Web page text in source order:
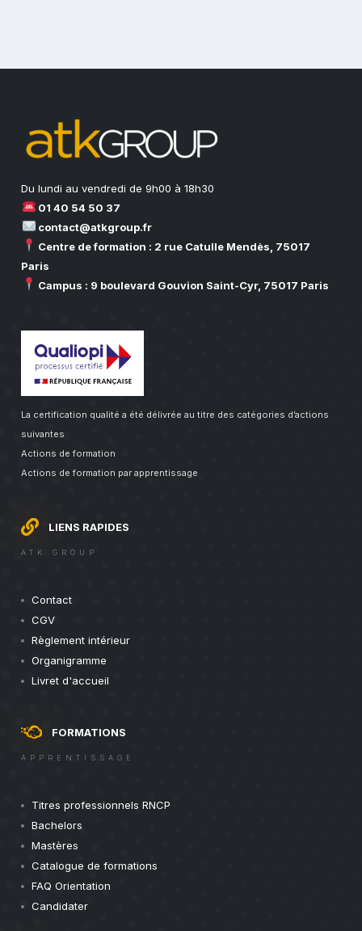
Du lundi au vendredi de 9h00 à 18h30
01 40 54 50 37
contact@atkgroup.fr
Centre de formation : 2 rue Catulle Mendès, 75017
Paris
Campus : 9 boulevard Gouvion Saint-Cyr, 75017 Paris
La certification qualité a été délivrée au titre des catégories d’actions
suivantes
Actions de formation
Actions de formation par apprentissage
LIENS RAPIDES
ATK GROUP
Contact
CGV
Règlement intérieur
Organigramme
Livret d'accueil
FORMATIONS
APPRENTISSAGE
Titres professionnels RNCP
Bachelors
Mastères
Catalogue de formations
FAQ Orientation
Candidater